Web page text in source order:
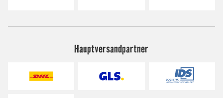
Hauptversandpartner